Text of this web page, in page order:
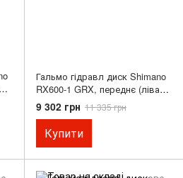
Гальмо гідравл диск Shimano
RX600-1 GRX, переднє (ліва
гальм.ручка/шифтер ST-RX600
2-швидк, каліпер BR-RX400,
гідроліния 1000мм)
9 302 грн 11 335 грн
Купити